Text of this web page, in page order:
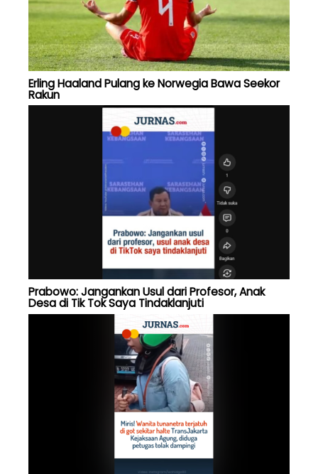
Erling Haaland Pulang ke Norwegia Bawa Seekor
Rakun
Prabowo: Jangankan Usul dari Profesor, Anak
Desa di Tik Tok Saya Tindaklanjuti